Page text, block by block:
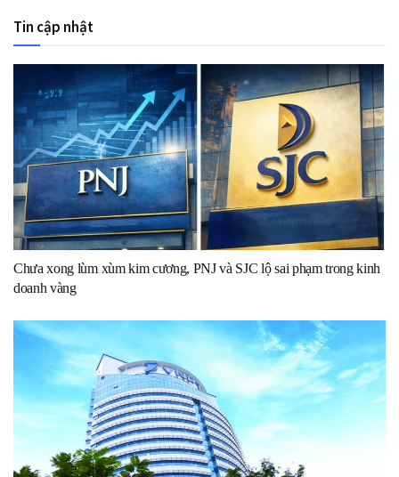
Tin cập nhật
Chưa xong lùm xùm kim cương, PNJ và SJC lộ sai phạm trong kinh
doanh vàng